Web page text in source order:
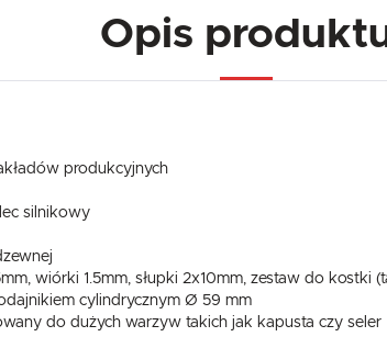
Opis
produkcyjnych
silnikowy
wiórki 1.5mm, słupki 2x10mm, zestaw do kostki
cylindrycznym Ø 59 mm
do dużych warzyw takich jak kapusta czy seler